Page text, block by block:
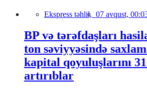
Ekspress təhlil, 07 avqust,
BP və tərəfdaşları
ton səviyyəsində
kapital qoyuluşlarını
artırıblar